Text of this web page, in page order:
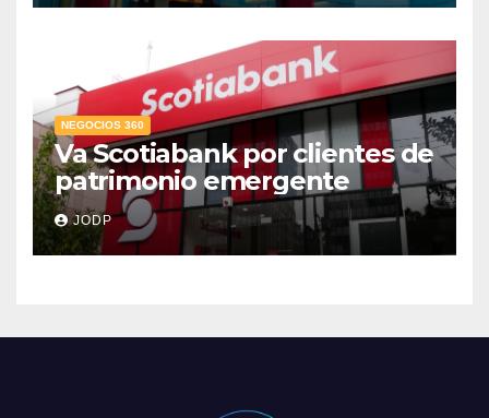
NEGOCIOS 360
Va Scotiabank por clientes de
patrimonio emergente
JODP